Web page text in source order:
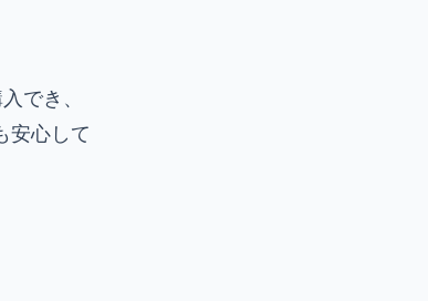
でき、
安心して